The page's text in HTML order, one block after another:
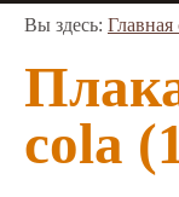
Вы здесь: Главная
cola